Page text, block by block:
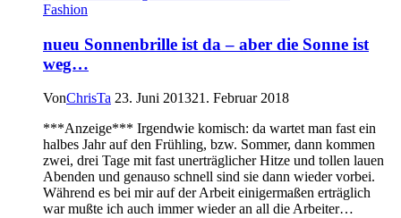
Fashion
nueu Sonnenbrille ist da – aber die Sonne ist
weg…
VonChrisTa 23. Juni 201321. Februar 2018
***Anzeige*** Irgendwie komisch: da wartet man fast ein
halbes Jahr auf den Frühling, bzw. Sommer, dann kommen
zwei, drei Tage mit fast unerträglicher Hitze und tollen lauen
Abenden und genauso schnell sind sie dann wieder vorbei.
Während es bei mir auf der Arbeit einigermaßen erträglich
war mußte ich auch immer wieder an all die Arbeiter…